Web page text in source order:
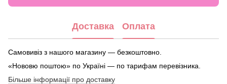
Доставка Оплата
Самовивіз з нашого магазину — безкоштовно.
«Нововю поштою» по Україні — по тарифам перевізника.
Більше інформації про доставку